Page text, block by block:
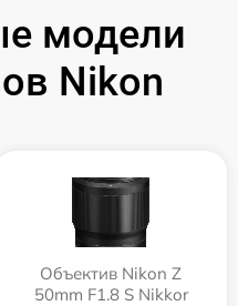
модели
Nikon
Объектив Nikon Z
50mm F1.8 S Nikkor